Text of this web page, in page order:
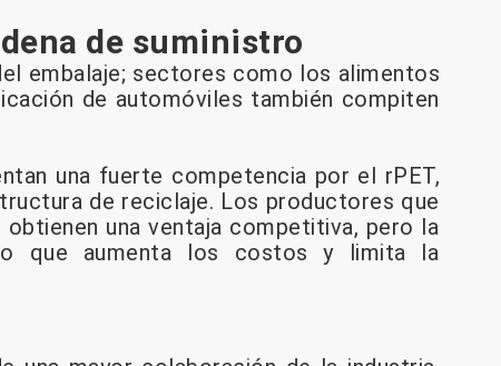
de suministro
embalaje; sectores como los alimentos
de automóviles también compiten
una fuerte competencia por el rPET,
de reciclaje. Los productores que
una ventaja competitiva, pero la
que aumenta los costos y limita la